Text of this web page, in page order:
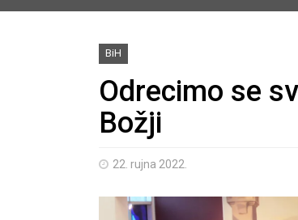
BiH
Odrecimo se
Božji
22. rujna 2022.